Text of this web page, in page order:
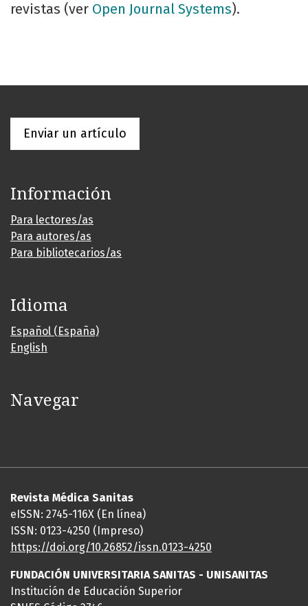
revistas (ver Open Journal Systems).
Enviar un artículo
Información
Para lectores/as
Para autores/as
Para bibliotecarios/as
Idioma
Español (España)
English
Navegar
Revista Médica Sanitas
eISSN: 2745-116X (En línea)
ISSN: 0123-4250 (Impreso)
https://doi.org/10.26852/issn.0123-4250
FUNDACIÓN UNIVERSITARIA SANITAS - UNISANITAS
Institución de Educación Superior